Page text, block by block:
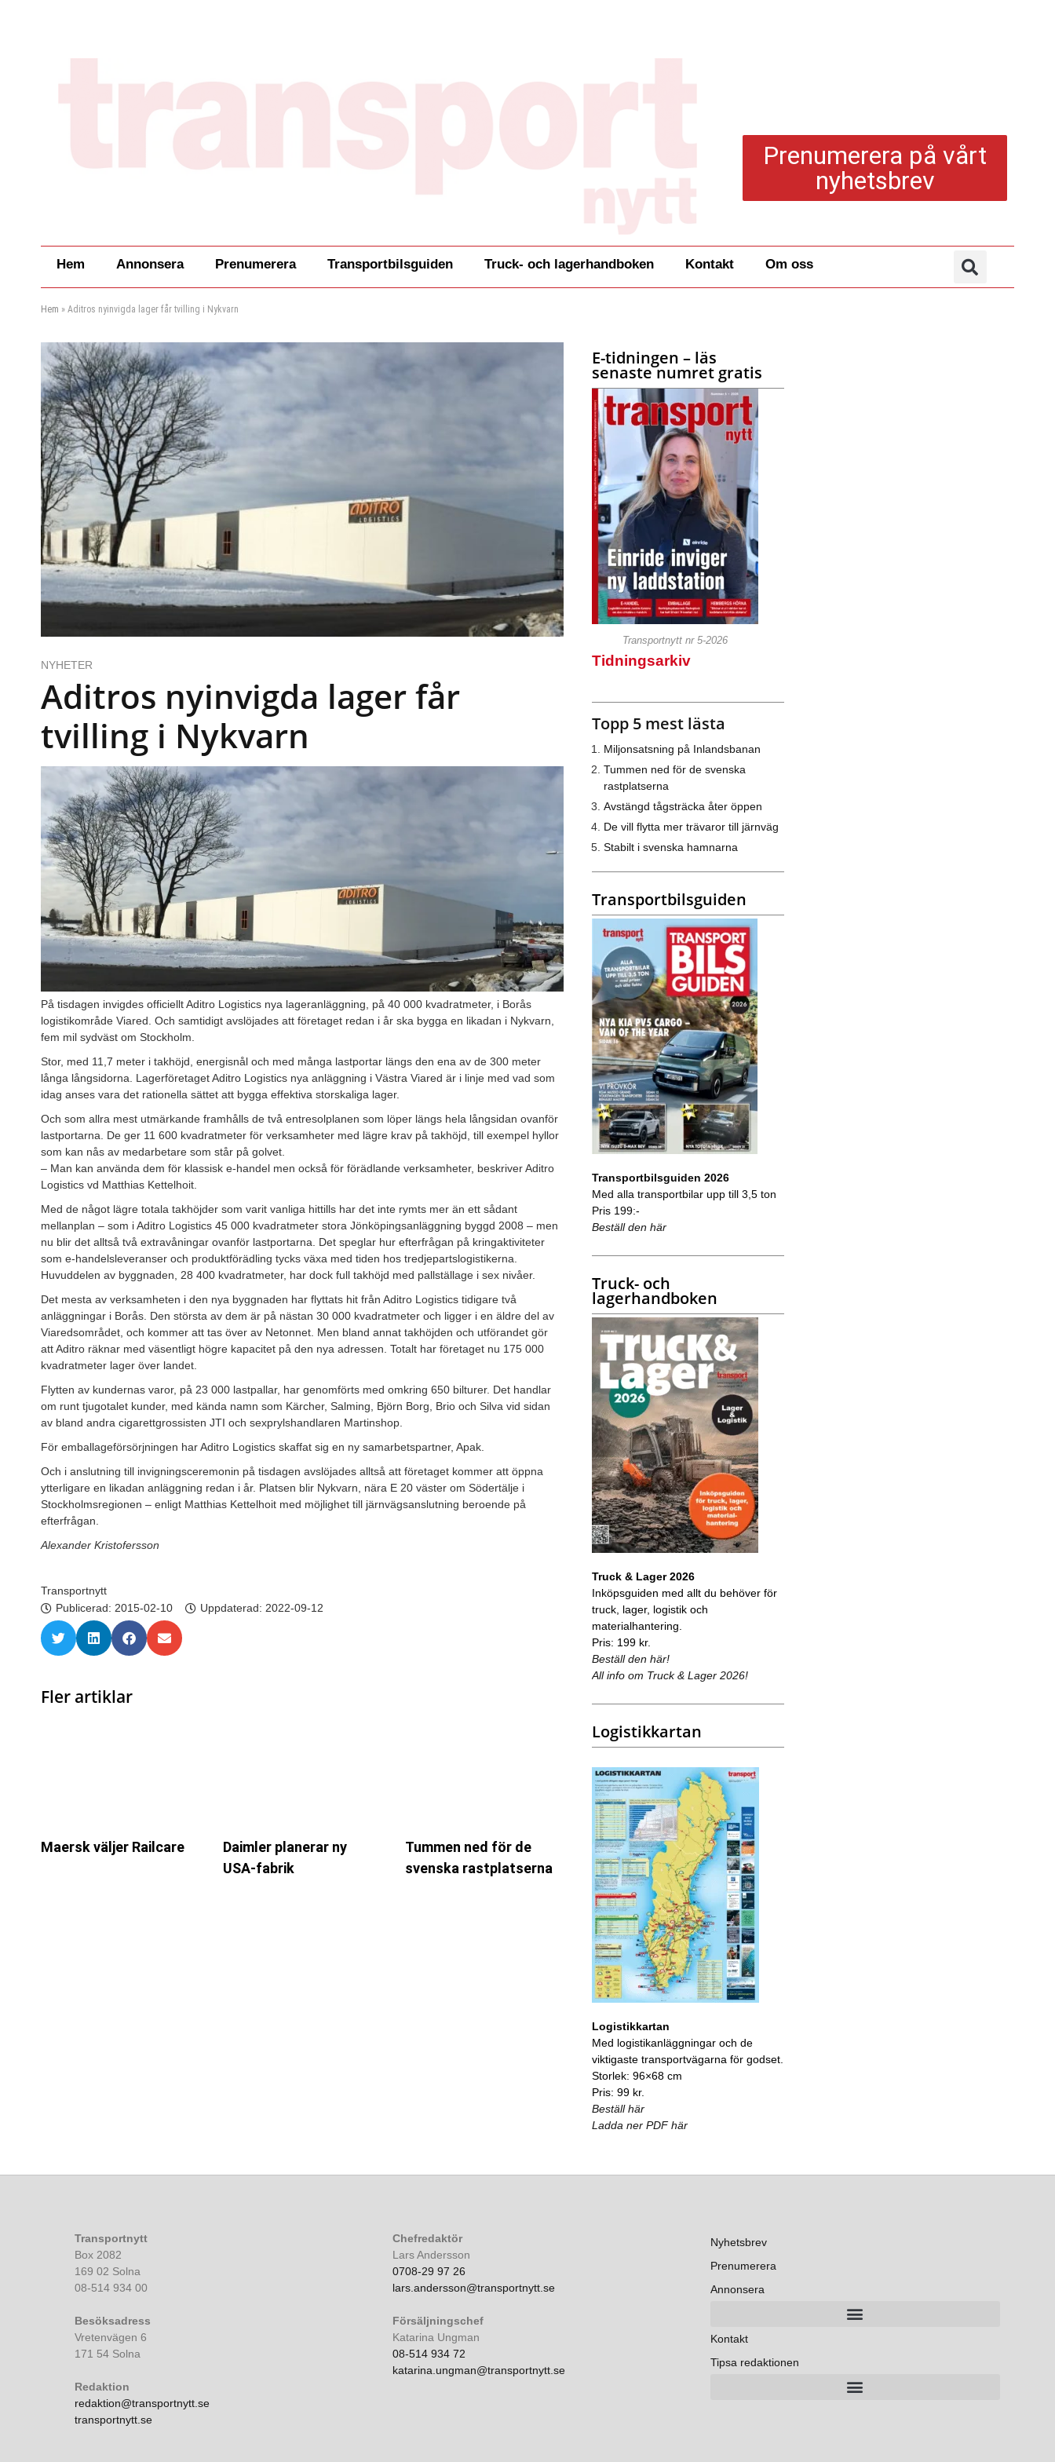
Prenumerera på vårt
nyhetsbrev
Hem Annonsera Prenumerera Transportbilsguiden Truck- och lagerhandboken Kontakt Om oss
Hem » Aditros nyinvigda lager får tvilling i Nykvarn
NYHETER
Aditros nyinvigda lager får
tvilling i Nykvarn
På tisdagen invigdes officiellt Aditro Logistics nya lageranläggning, på 40 000 kvadratmeter, i Borås
logistikområde Viared. Och samtidigt avslöjades att företaget redan i år ska bygga en likadan i Nykvarn,
fem mil sydväst om Stockholm.
Stor, med 11,7 meter i takhöjd, energisnål och med många lastportar längs den ena av de 300 meter
långa långsidorna. Lagerföretaget Aditro Logistics nya anläggning i Västra Viared är i linje med vad som
idag anses vara det rationella sättet att bygga effektiva storskaliga lager.
Och som allra mest utmärkande framhålls de två entresolplanen som löper längs hela långsidan ovanför
lastportarna. De ger 11 600 kvadratmeter för verksamheter med lägre krav på takhöjd, till exempel hyllor
som kan nås av medarbetare som står på golvet.
– Man kan använda dem för klassisk e-handel men också för förädlande verksamheter, beskriver Aditro
Logistics vd Matthias Kettelhoit.
Med de något lägre totala takhöjder som varit vanliga hittills har det inte rymts mer än ett sådant
mellanplan – som i Aditro Logistics 45 000 kvadratmeter stora Jönköpingsanläggning byggd 2008 – men
nu blir det alltså två extravåningar ovanför lastportarna. Det speglar hur efterfrågan på kringaktiviteter
som e-handelsleveranser och produktförädling tycks växa med tiden hos tredjepartslogistikerna.
Huvuddelen av byggnaden, 28 400 kvadratmeter, har dock full takhöjd med pallställage i sex nivåer.
Det mesta av verksamheten i den nya byggnaden har flyttats hit från Aditro Logistics tidigare två
anläggningar i Borås. Den största av dem är på nästan 30 000 kvadratmeter och ligger i en äldre del av
Viaredsområdet, och kommer att tas över av Netonnet. Men bland annat takhöjden och utförandet gör
att Aditro räknar med väsentligt högre kapacitet på den nya adressen. Totalt har företaget nu 175 000
kvadratmeter lager över landet.
Flytten av kundernas varor, på 23 000 lastpallar, har genomförts med omkring 650 bilturer. Det handlar
om runt tjugotalet kunder, med kända namn som Kärcher, Salming, Björn Borg, Brio och Silva vid sidan
av bland andra cigarettgrossisten JTI och sexprylshandlaren Martinshop.
För emballageförsörjningen har Aditro Logistics skaffat sig en ny samarbetspartner, Apak.
Och i anslutning till invigningsceremonin på tisdagen avslöjades alltså att företaget kommer att öppna
ytterligare en likadan anläggning redan i år. Platsen blir Nykvarn, nära E 20 väster om Södertälje i
Stockholmsregionen – enligt Matthias Kettelhoit med möjlighet till järnvägsanslutning beroende på
efterfrågan.
Alexander Kristofersson
Transportnytt
Publicerad: 2015-02-10 Uppdaterad: 2022-09-12
Fler artiklar
Maersk väljer Railcare
Daimler planerar ny
USA-fabrik
Tummen ned för de
svenska rastplatserna
E-tidningen – läs
senaste numret gratis
Transportnytt nr 5-2026
Tidningsarkiv
Topp 5 mest lästa
Miljonsatsning på Inlandsbanan
Tummen ned för de svenska
rastplatserna
Avstängd tågsträcka åter öppen
De vill flytta mer trävaror till järnväg
Stabilt i svenska hamnarna
Transportbilsguiden
Transportbilsguiden 2026
Med alla transportbilar upp till 3,5 ton
Pris 199:-
Beställ den här
Truck- och
lagerhandboken
Truck & Lager 2026
Inköpsguiden med allt du behöver för
truck, lager, logistik och
materialhantering.
Pris: 199 kr.
Beställ den här!
All info om Truck & Lager 2026!
Logistikkartan
Logistikkartan
Med logistikanläggningar och de
viktigaste transportvägarna för godset.
Storlek: 96×68 cm
Pris: 99 kr.
Beställ här
Ladda ner PDF här
Transportnytt
Box 2082
169 02 Solna
08-514 934 00
Besöksadress
Vretenvägen 6
171 54 Solna
Redaktion
redaktion@transportnytt.se
transportnytt.se
Chefredaktör
Lars Andersson
0708-29 97 26
lars.andersson@transportnytt.se
Försäljningschef
Katarina Ungman
08-514 934 72
katarina.ungman@transportnytt.se
Nyhetsbrev
Prenumerera
Annonsera
Kontakt
Tipsa redaktionen